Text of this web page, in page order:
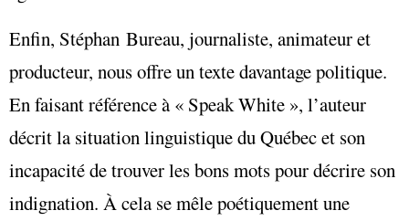
Enfin, Stéphan Bureau, journaliste, animateur et
producteur, nous offre un texte davantage politique.
En faisant référence à « Speak White », l’auteur
décrit la situation linguistique du Québec et son
incapacité de trouver les bons mots pour décrire son
indignation. À cela se mêle poétiquement une